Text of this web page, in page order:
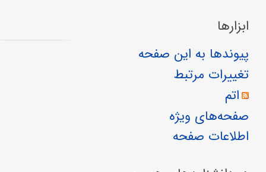
ابزارها
پیوندها به این صفحه
تغییرات مرتبط
اتم
صفحه‌های ویژه
اطلاعات صفحه